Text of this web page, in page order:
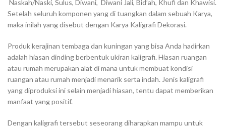
Naskah/Naski, Sulus, Diwani, Diwani Jali, Bid’ah, Khufi dan Khawisi.
Setelah seluruh komponen yang di tuangkan dalam sebuah Karya,
maka inilah yang disebut dengan Karya Kaligrafi Dekorasi.
Produk kerajinan tembaga dan kuningan yang bisa Anda hadirkan
adalah hiasan dinding berbentuk ukiran kaligrafi. Hiasan ruangan
atau rumah merupakan alat di mana untuk membuat kondisi
ruangan atau rumah menjadi menarik serta indah. Jenis kaligrafi
yang diproduksi ini selain menjadi hiasan, tentu dapat memberikan
manfaat yang positif.
Dengan kaligrafi tersebut seseorang diharapkan mampu untuk